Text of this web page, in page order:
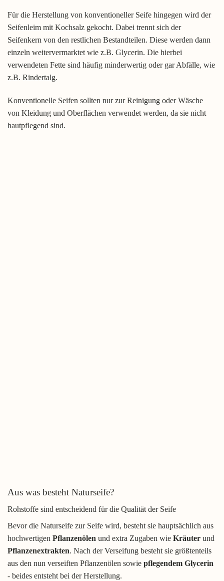
Für die Herstellung von konventioneller Seife hingegen wird der
Seifenleim mit Kochsalz gekocht. Dabei trennt sich der
Seifenkern von den restlichen Bestandteilen. Diese werden dann
einzeln weitervermarktet wie z.B. Glycerin. Die hierbei
verwendeten Fette sind häufig minderwertig oder gar Abfälle, wie
z.B. Rindertalg.
Konventionelle Seifen sollten nur zur Reinigung oder Wäsche
von Kleidung und Oberflächen verwendet werden, da sie nicht
hautpflegend sind.
Aus was besteht Naturseife?
Rohstoffe sind entscheidend für die Qualität der Seife
Bevor die Naturseife zur Seife wird, besteht sie hauptsächlich aus
hochwertigen Pflanzenölen und extra Zugaben wie Kräuter und
Pflanzenextrakten. Nach der Verseifung besteht sie größtenteils
aus den nun verseiften Pflanzenölen sowie pflegendem Glycerin
- beides entsteht bei der Herstellung.